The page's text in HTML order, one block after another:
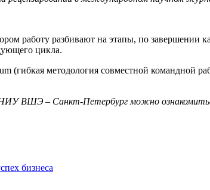
работу разбивают на этапы, по завершении
цикла.
(гибкая методология совместной командной
НИУ ВШЭ – Санкт-Петербург можно
бизнеса